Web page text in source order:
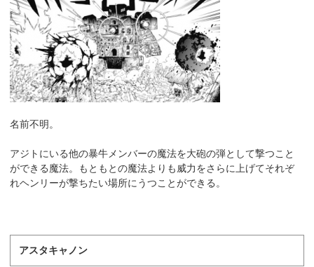
名前不明。
アジトにいる他の暴牛メンバーの魔法を大砲の弾として撃つこと
ができる魔法。もともとの魔法よりも威力をさらに上げてそれぞ
れヘンリーが撃ちたい場所にうつことができる。
アスタキャノン